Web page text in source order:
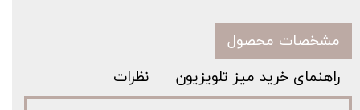
مشخصات محصول
راهنمای خرید میز تلویزیون
نظرات